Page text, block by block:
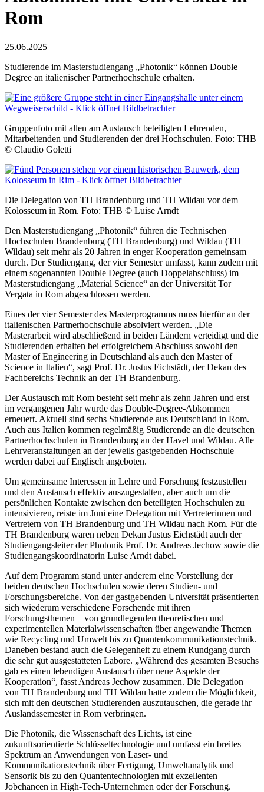
Rom
25.06.2025
Studierende im Masterstudiengang „Photonik“ können Double
Degree an italienischer Partnerhochschule erhalten.
Gruppenfoto mit allen am Austausch beteiligten Lehrenden,
Mitarbeitenden und Studierenden der drei Hochschulen. Foto: THB
© Claudio Goletti
Die Delegation von TH Brandenburg und TH Wildau vor dem
Kolosseum in Rom. Foto: THB © Luise Arndt
Den Masterstudiengang „Photonik“ führen die Technischen
Hochschulen Brandenburg (TH Brandenburg) und Wildau (TH
Wildau) seit mehr als 20 Jahren in enger Kooperation gemeinsam
durch. Der Studiengang, der vier Semester umfasst, kann zudem mit
einem sogenannten Double Degree (auch Doppelabschluss) im
Masterstudiengang „Material Science“ an der Universität Tor
Vergata in Rom abgeschlossen werden.
Eines der vier Semester des Masterprogramms muss hierfür an der
italienischen Partnerhochschule absolviert werden. „Die
Masterarbeit wird abschließend in beiden Ländern verteidigt und die
Studierenden erhalten bei erfolgreichem Abschluss sowohl den
Master of Engineering in Deutschland als auch den Master of
Science in Italien“, sagt Prof. Dr. Justus Eichstädt, der Dekan des
Fachbereichs Technik an der TH Brandenburg.
Der Austausch mit Rom besteht seit mehr als zehn Jahren und erst
im vergangenen Jahr wurde das Double-Degree-Abkommen
erneuert. Aktuell sind sechs Studierende aus Deutschland in Rom.
Auch aus Italien kommen regelmäßig Studierende an die deutschen
Partnerhochschulen in Brandenburg an der Havel und Wildau. Alle
Lehrveranstaltungen an der jeweils gastgebenden Hochschule
werden dabei auf Englisch angeboten.
Um gemeinsame Interessen in Lehre und Forschung festzustellen
und den Austausch effektiv auszugestalten, aber auch um die
persönlichen Kontakte zwischen den beteiligten Hochschulen zu
intensivieren, reiste im Juni eine Delegation mit Vertreterinnen und
Vertretern von TH Brandenburg und TH Wildau nach Rom. Für die
TH Brandenburg waren neben Dekan Justus Eichstädt auch der
Studiengangsleiter der Photonik Prof. Dr. Andreas Jechow sowie die
Studiengangskoordinatorin Luise Arndt dabei.
Auf dem Programm stand unter anderem eine Vorstellung der
beiden deutschen Hochschulen sowie deren Studien- und
Forschungsbereiche. Von der gastgebenden Universität präsentierten
sich wiederum verschiedene Forschende mit ihren
Forschungsthemen – von grundlegenden theoretischen und
experimentellen Materialwissenschaften über angewandte Themen
wie Recycling und Umwelt bis zu Quantenkommunikationstechnik.
Daneben bestand auch die Gelegenheit zu einem Rundgang durch
die sehr gut ausgestatteten Labore. „Während des gesamten Besuchs
gab es einen lebendigen Austausch über neue Aspekte der
Kooperation“, fasst Andreas Jechow zusammen. Die Delegation
von TH Brandenburg und TH Wildau hatte zudem die Möglichkeit,
sich mit den deutschen Studierenden auszutauschen, die gerade ihr
Auslandssemester in Rom verbringen.
Die Photonik, die Wissenschaft des Lichts, ist eine
zukunftsorientierte Schlüsseltechnologie und umfasst ein breites
Spektrum an Anwendungen von Laser- und
Kommunikationstechnik über Fertigung, Umweltanalytik und
Sensorik bis zu den Quantentechnologien mit exzellenten
Jobchancen in High-Tech-Unternehmen oder der Forschung.